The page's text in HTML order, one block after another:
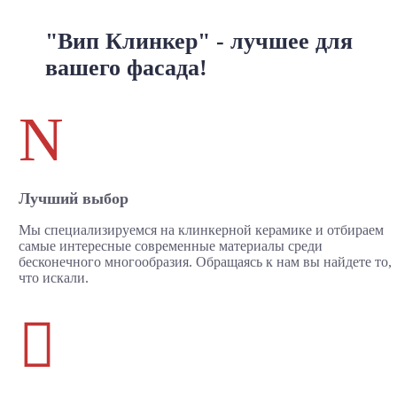
"Вип Клинкер" - лучшее для
вашего фасада!
N
Лучший выбор
Мы специализируемся на клинкерной керамике и отбираем
самые интересные современные материалы среди
бесконечного многообразия. Обращаясь к нам вы найдете то,
что искали.
